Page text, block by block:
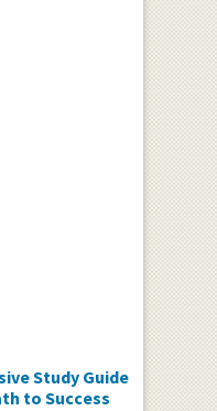
Study Guide
to Success